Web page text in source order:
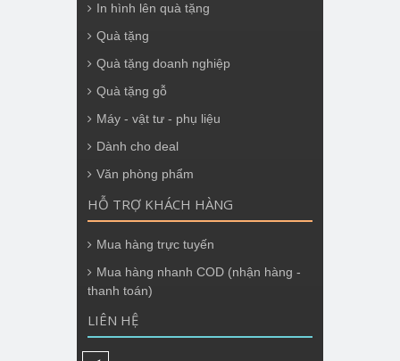
In hình lên quà tặng
Quà tặng
Quà tặng doanh nghiệp
Quà tặng gỗ
Máy - vật tư - phụ liệu
Dành cho deal
Văn phòng phẩm
HỖ TRỢ KHÁCH HÀNG
Mua hàng trực tuyến
Mua hàng nhanh COD (nhận hàng -
thanh toán)
LIÊN HỆ